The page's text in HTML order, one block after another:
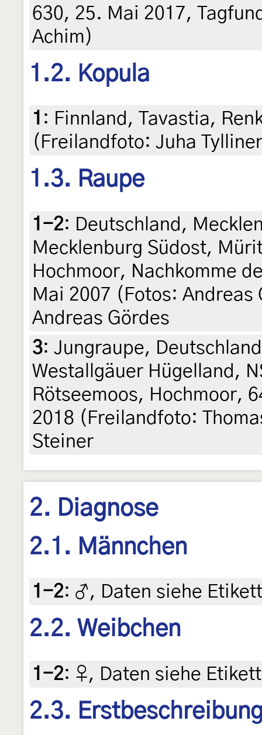
630, 25. Mai 2017,
Achim)
1.2. Kopula
1 : Finnland, Tavastia,
(Freilandfoto: Juha
1.3. Raupe
1-2: Deutschland,
Mecklenburg Südost,
Hochmoor, Nachkomme
Mai 2007 (Fotos:
Andreas Gördes
3: Jungraupe,
Westallgäuer Hügelland,
Rötseemoos, Hochmoor,
2018 (Freilandfoto:
Steiner
2. Diagnose
2.1. Männchen
1-2: ♂, Daten siehe
2.2. Weibchen
1-2: ♀, Daten siehe
2.3.